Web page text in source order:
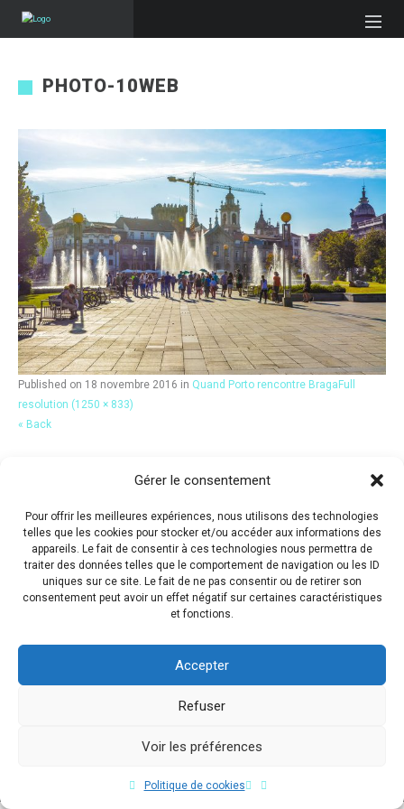
Gérer le consentement
Pour offrir les meilleures expériences, nous utilisons des technologies
telles que les cookies pour stocker et/ou accéder aux informations des
appareils. Le fait de consentir à ces technologies nous permettra de
traiter des données telles que le comportement de navigation ou les ID
uniques sur ce site. Le fait de ne pas consentir ou de retirer son
consentement peut avoir un effet négatif sur certaines caractéristiques
et fonctions.
Accepter
Refuser
Voir les préférences
Politique de cookies
PHOTO-10WEB
Published on 18 novembre 2016 in Quand Porto rencontre Braga Full
resolution (1250 × 833)
« Back
Copyright © 2017 Flavio Da Costa. All Rights Reserved.